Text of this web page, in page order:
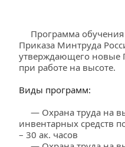
Приказа Минтруда
утверждающего новые
при работе на высоте.
Виды программ:
инвентарных средств
– 30 ак. часов